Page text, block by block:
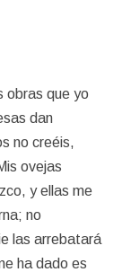
obras que yo
dan
no creéis,
ovejas
y ellas me
no
las arrebatará
ha dado es